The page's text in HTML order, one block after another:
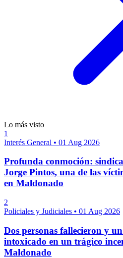
Lo más visto
1
Interés General • 01 Aug 2026
Profunda conmoción:
Jorge Pintos, una de las
en Maldonado
2
Policiales y Judiciales • 01 Aug 2026
Dos personas fallecieron y
intoxicado en un trágico
Maldonado